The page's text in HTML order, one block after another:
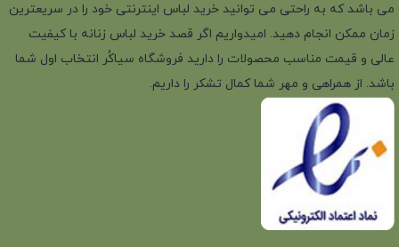
می باشد که به راحتی می توانید خرید لباس اینترنتی خود را در سریعترین
زمان ممکن انجام دهید. امیدواریم اگر قصد خرید لباس زنانه با کیفیت
عالی و قیمت مناسب محصولات را دارید فروشگاه سیاکُر انتخاب اول شما
باشد. از همراهی و مهر شما کمال تشکر را داریم.